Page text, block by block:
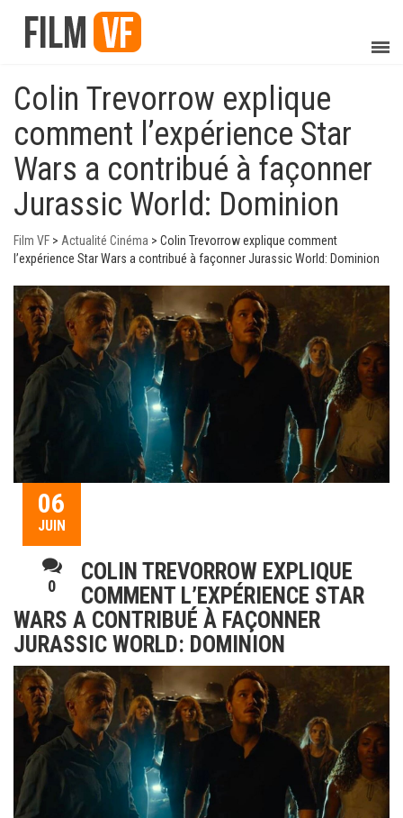
Colin Trevorrow explique
comment l’expérience Star
Wars a contribué à façonner
Jurassic World: Dominion
Film VF > Actualité Cinéma > Colin Trevorrow explique comment
l’expérience Star Wars a contribué à façonner Jurassic World: Dominion
06
JUIN
0
COLIN TREVORROW EXPLIQUE
COMMENT L’EXPÉRIENCE STAR
WARS A CONTRIBUÉ À FAÇONNER
JURASSIC WORLD: DOMINION